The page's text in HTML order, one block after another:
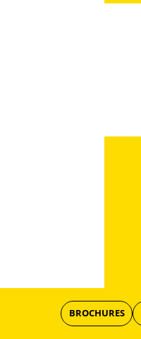
BROCHURES